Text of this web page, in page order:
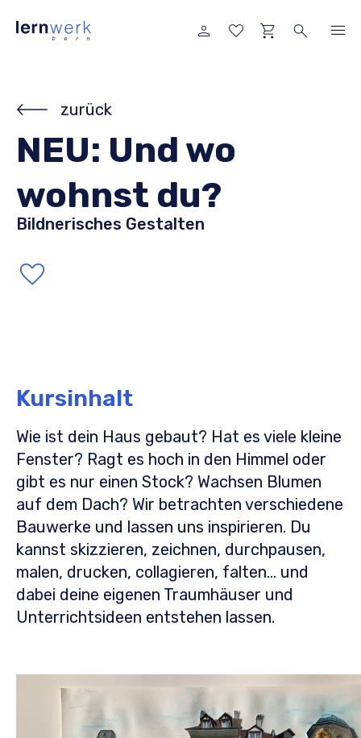
zurück
NEU: Und wo
wohnst du?
Bildnerisches Gestalten
Kursinhalt
Wie ist dein Haus gebaut? Hat es viele kleine
Fenster? Ragt es hoch in den Himmel oder
gibt es nur einen Stock? Wachsen Blumen
auf dem Dach? Wir betrachten verschiedene
Bauwerke und lassen uns inspirieren. Du
kannst skizzieren, zeichnen, durchpausen,
malen, drucken, collagieren, falten… und
dabei deine eigenen Traumhäuser und
Unterrichtsideen entstehen lassen.